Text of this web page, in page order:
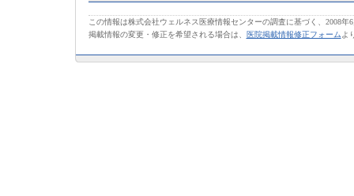
この情報は株式会社ウェルネス医療情報センターの調査に基づく、2008年
掲載情報の変更・修正を希望される場合は、
医院掲載情報修正フォーム よ